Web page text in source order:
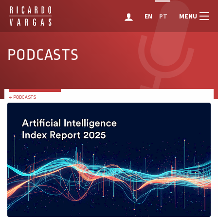
EN PT MENU
PODCASTS
← PODCASTS